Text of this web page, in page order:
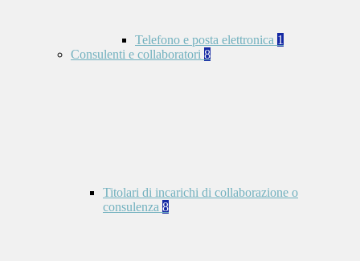
Telefono e posta elettronica 1
Consulenti e collaboratori 8
Titolari di incarichi di collaborazione o
consulenza 8